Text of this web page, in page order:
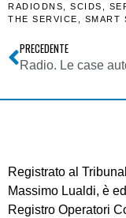
RADIODNS
SCIDS
THE SERVICE
SMART
PRECEDENTE
Registrato al
Massimo Lualdi, è
Registro Operatori